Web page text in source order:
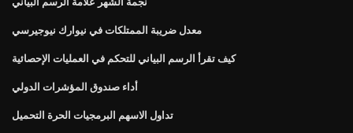
معدل ضريبة الممتلكات في نيوارك نيوجيرسي
كيف تقرأ الرسم البياني للتحكم في العمليات الإحصائية
أداء صندوق المؤشرات الدولي
تداول الاسهم البرمجيات الحرة التحميل